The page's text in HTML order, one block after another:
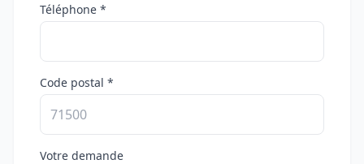
Téléphone *
Code postal *
Votre demande